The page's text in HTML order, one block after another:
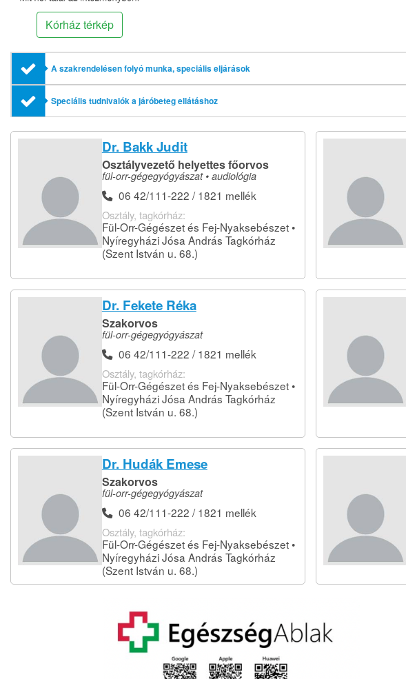
Kórház térkép
A szakrendelésen folyó munka, speciális eljárások
Speciális tudnivalók a járóbeteg ellátáshoz
Dr. Bakk Judit
Osztályvezető helyettes főorvos
fül-orr-gégegyógyászat • audiológia
06 42/111-222 / 1821 mellék
Osztály, tagkórház:
Fül-Orr-Gégészet és Fej-Nyaksebészet •
Nyíregyházi Jósa András Tagkórház
(Szent István u. 68.)
Dr. Fekete Réka
Szakorvos
fül-orr-gégegyógyászat
06 42/111-222 / 1821 mellék
Osztály, tagkórház:
Fül-Orr-Gégészet és Fej-Nyaksebészet •
Nyíregyházi Jósa András Tagkórház
(Szent István u. 68.)
Dr. Hudák Emese
Szakorvos
fül-orr-gégegyógyászat
06 42/111-222 / 1821 mellék
Osztály, tagkórház:
Fül-Orr-Gégészet és Fej-Nyaksebészet •
Nyíregyházi Jósa András Tagkórház
(Szent István u. 68.)